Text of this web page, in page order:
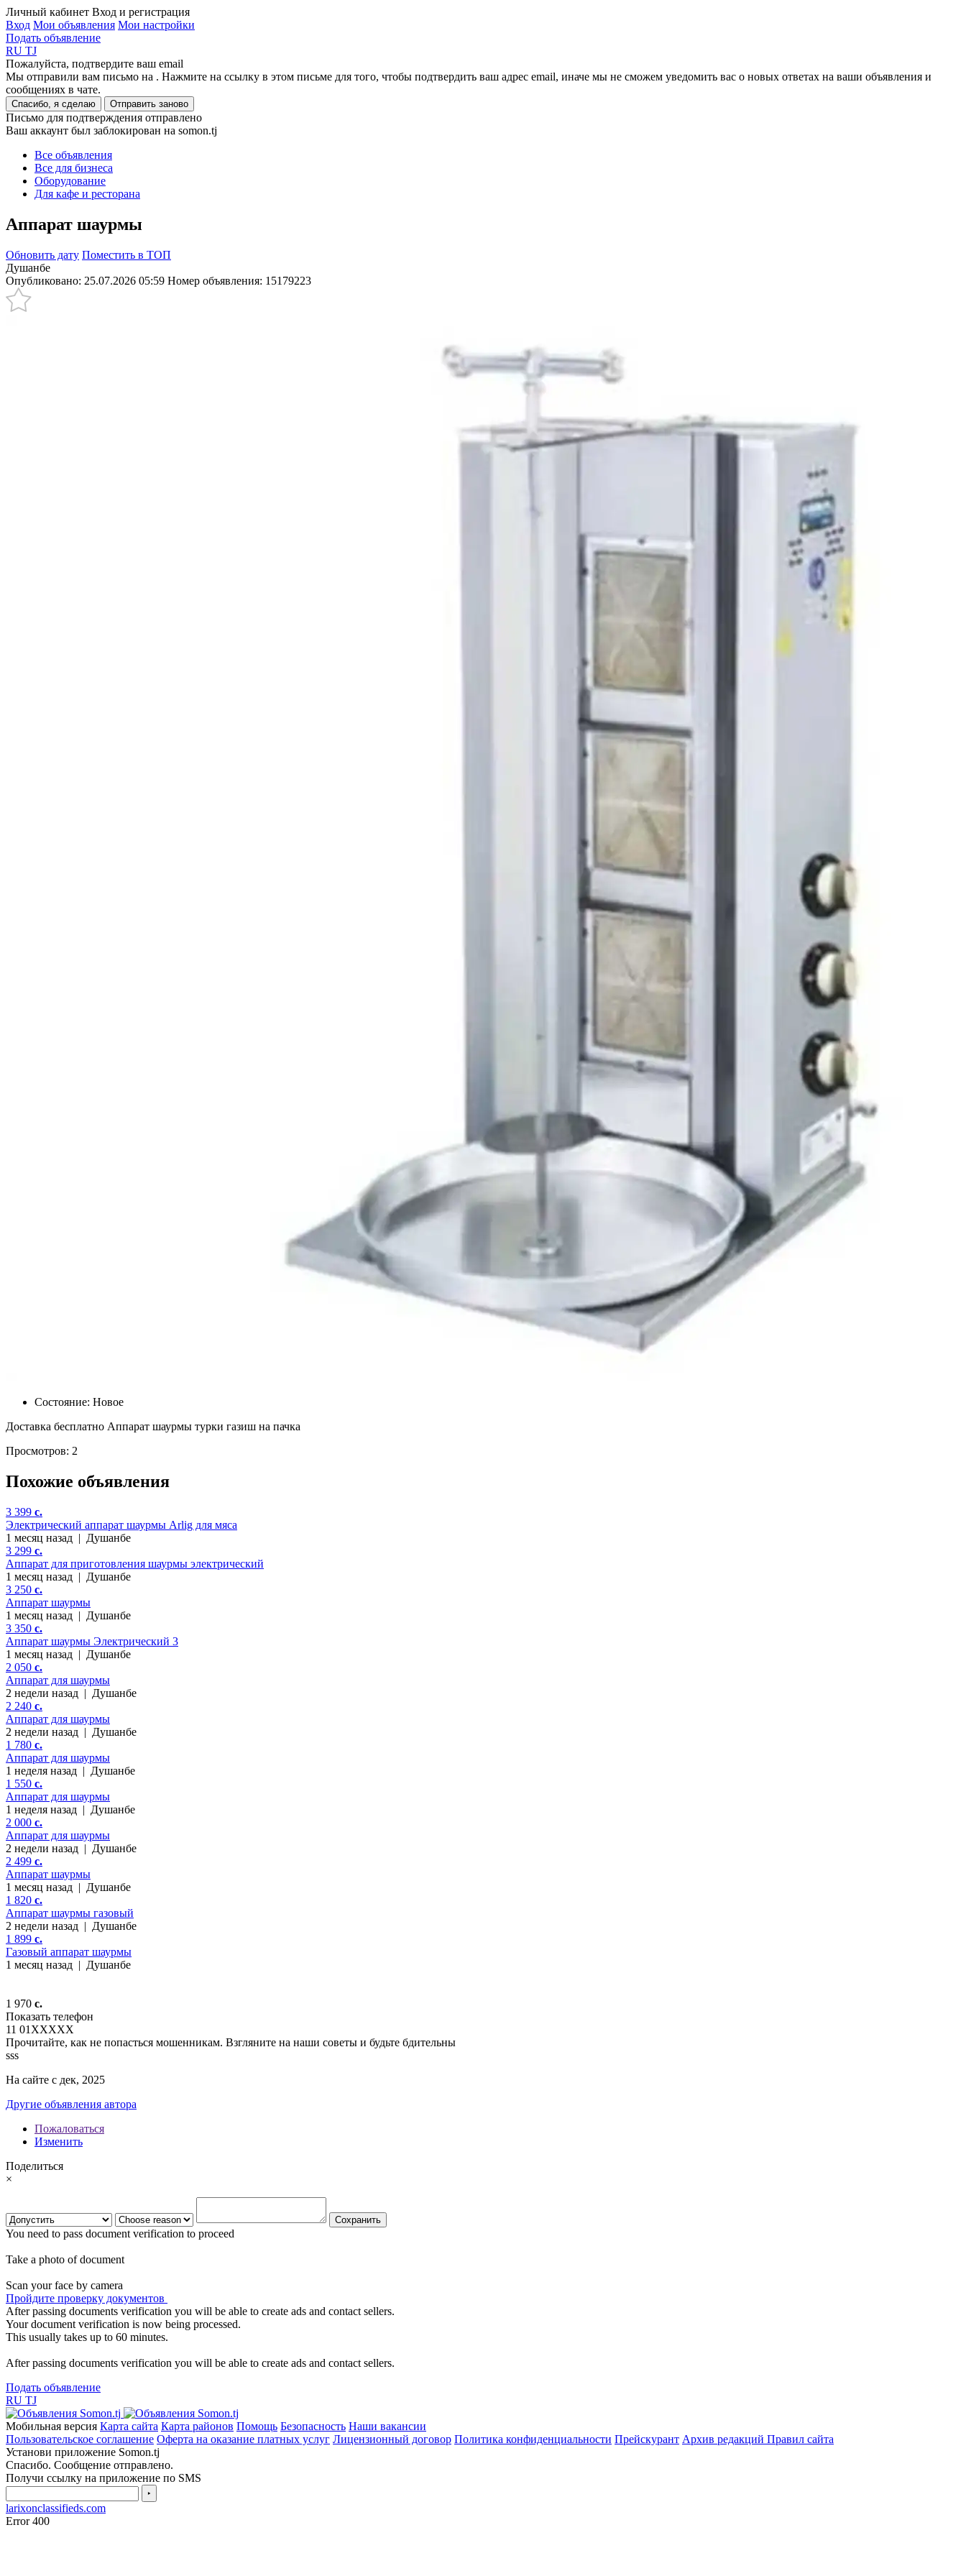
Личный кабинет Вход и регистрация
Вход Мои объявления Мои настройки
Подать объявление
RU TJ
Пожалуйста, подтвердите ваш email
Мы отправили вам письмо на . Нажмите на ссылку в этом письме для того, чтобы подтвердить ваш адрес email, иначе мы не сможем уведомить вас о новых ответах на ваши объявления и
сообщениях в чате.
Спасибо, я сделаю Отправить заново
Письмо для подтверждения отправлено
Ваш аккаунт был заблокирован на somon.tj
Все объявления
Все для бизнеса
Оборудование
Для кафе и ресторана
Аппарат шаурмы
Обновить дату Поместить в ТОП
Душанбе
Опубликовано: 25.07.2026 05:59 Номер объявления: 15179223
Состояние: Новое
Доставка бесплатно Аппарат шаурмы турки газиш на пачка
Просмотров: 2
Похожие объявления
3 399 c.
Электрический аппарат шаурмы Arlig для мяса
1 месяц назад | Душанбе
3 299 c.
Аппарат для приготовления шаурмы электрический
1 месяц назад | Душанбе
3 250 c.
Аппарат шаурмы
1 месяц назад | Душанбе
3 350 c.
Аппарат шаурмы Электрический 3
1 месяц назад | Душанбе
2 050 c.
Аппарат для шаурмы
2 недели назад | Душанбе
2 240 c.
Аппарат для шаурмы
2 недели назад | Душанбе
1 780 c.
Аппарат для шаурмы
1 неделя назад | Душанбе
1 550 c.
Аппарат для шаурмы
1 неделя назад | Душанбе
2 000 c.
Аппарат для шаурмы
2 недели назад | Душанбе
2 499 c.
Аппарат шаурмы
1 месяц назад | Душанбе
1 820 c.
Аппарат шаурмы газовый
2 недели назад | Душанбе
1 899 c.
Газовый аппарат шаурмы
1 месяц назад | Душанбе
1 970 c.
Показать телефон
11 01 XXXXX
Прочитайте, как не попасться мошенникам. Взгляните на наши советы и будьте бдительны
sss
На сайте с дек, 2025
Другие объявления автора
Пожаловаться
Изменить
Поделиться
×
You need to pass document verification to proceed
Take a photo of document
Scan your face by camera
Пройдите проверку документов
After passing documents verification you will be able to create ads and contact sellers.
Your document verification is now being processed.
This usually takes up to 60 minutes.
After passing documents verification you will be able to create ads and contact sellers.
Подать объявление
RU TJ
Мобильная версия Карта сайта Карта районов Помощь Безопасность Наши вакансии
Пользовательское соглашение Оферта на оказание платных услуг Лицензионный договор Политика конфиденциальности Прейскурант Архив редакций Правил сайта
Установи приложение Somon.tj
Спасибо. Сообщение отправлено.
Получи ссылку на приложение по SMS
‣
larixonclassifieds.com
Error 400